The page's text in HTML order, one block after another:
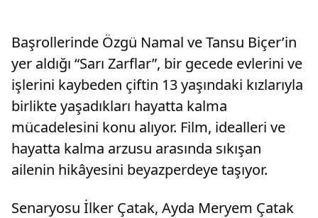
Başrollerinde Özgü Namal ve Tansu Biçer’in
yer aldığı “Sarı Zarflar”, bir gecede evlerini ve
işlerini kaybeden çiftin 13 yaşındaki kızlarıyla
birlikte yaşadıkları hayatta kalma
mücadelesini konu alıyor. Film, idealleri ve
hayatta kalma arzusu arasında sıkışan
ailenin hikâyesini beyazperdeye taşıyor.
Senaryosu İlker Çatak, Ayda Meryem Çatak